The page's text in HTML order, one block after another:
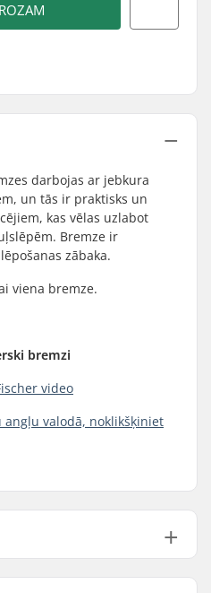
darbojas ar jebkura
un tās ir praktisks un
kas vēlas uzlabot
Bremze ir
zābaka.
viena bremze.
bremzi
video
valodā, noklikšķiniet
with Fischer Rollerski